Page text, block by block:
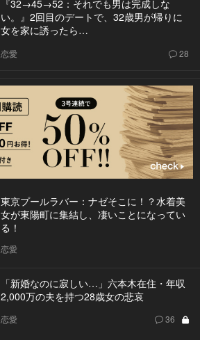
『32→45→52：それでも男は完成しな
い。』2回目のデートで、32歳男が帰りに
女を家に誘ったら…
恋愛 28
東京プールラバー：ナゼそこに！？水着美
女が東陽町に集結し、凄いことになってい
る！
恋愛
「新婚なのに寂しい…」六本木在住・年収
2,000万の夫を持つ28歳女の悲哀
恋愛 36